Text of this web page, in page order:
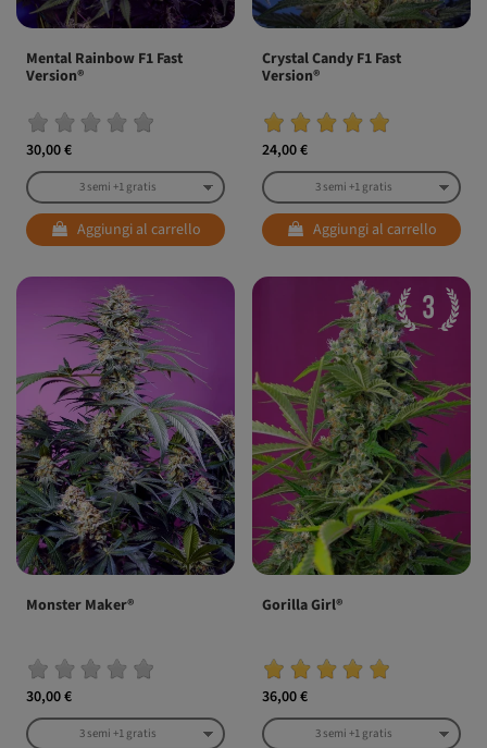
Mental Rainbow F1 Fast
Version®
30,00 €
Aggiungi al carrello
Crystal Candy F1 Fast
Version®
24,00 €
Aggiungi al carrello
Monster Maker®
30,00 €
Gorilla Girl®
36,00 €